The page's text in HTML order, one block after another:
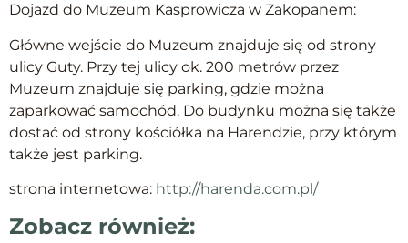
Dojazd do Muzeum Kasprowicza w Zakopanem:
Główne wejście do Muzeum znajduje się od strony
ulicy Guty. Przy tej ulicy ok. 200 metrów przez
Muzeum znajduje się parking, gdzie można
zaparkować samochód. Do budynku można się także
dostać od strony kościółka na Harendzie, przy którym
także jest parking.
strona internetowa: http://harenda.com.pl/
Zobacz również: